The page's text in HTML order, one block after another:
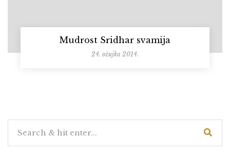
Mudrost Sridhar svamija
24. ožujka 2014.